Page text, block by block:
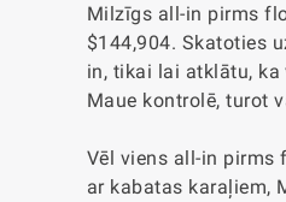
Milzīgs all-in pirms
$144,904. Skatoties
in, tikai lai atklātu, ka
Maue kontrolē, turot
Vēl viens all-in pirms
ar kabatas karaļiem,